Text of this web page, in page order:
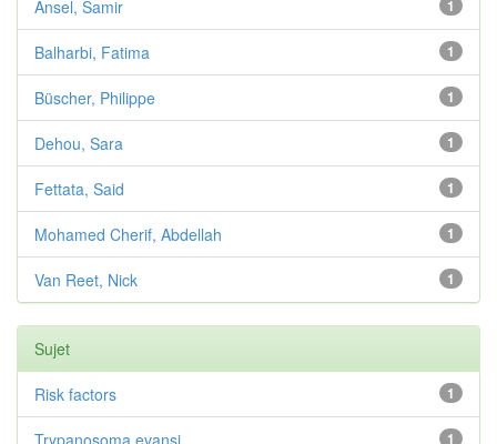
1
Ansel, Samir
1
Balharbi, Fatima
1
Büscher, Philippe
1
Dehou, Sara
1
Fettata, Said
1
Mohamed Cherif, Abdellah
1
Van Reet, Nick
Sujet
1
Risk factors
1
Trypanosoma evansi